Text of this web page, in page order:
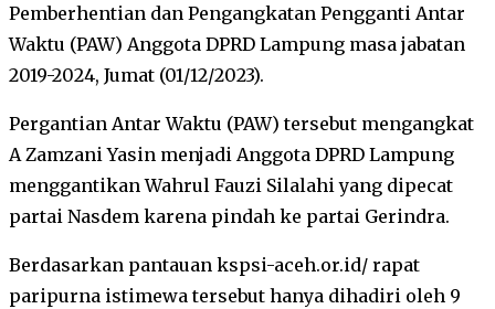
Pemberhentian dan Pengangkatan Pengganti Antar
Waktu (PAW) Anggota DPRD Lampung masa jabatan
2019-2024, Jumat (01/12/2023).
Pergantian Antar Waktu (PAW) tersebut mengangkat
A Zamzani Yasin menjadi Anggota DPRD Lampung
menggantikan Wahrul Fauzi Silalahi yang dipecat
partai Nasdem karena pindah ke partai Gerindra.
Berdasarkan pantauan kspsi-aceh.or.id/ rapat
paripurna istimewa tersebut hanya dihadiri oleh 9